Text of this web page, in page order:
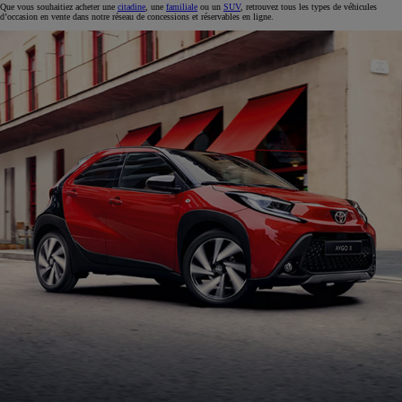
Que vous souhaitiez acheter une citadine , une familiale ou un SUV, retrouvez tous les types de véhicules
d’occasion en vente dans notre réseau de concessions et réservables en ligne.